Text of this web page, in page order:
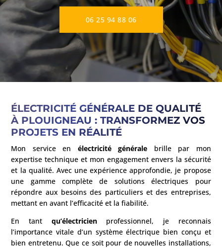
06 25 94 88 06
ÉLECTRICITÉ GÉNÉRALE DE QUALITÉ
À PLOUIGNEAU : TRANSFORMEZ VOS
PROJETS EN RÉALITÉ
Mon service en électricité générale brille par mon
expertise technique et mon engagement envers la sécurité
et la qualité. Avec une expérience approfondie, je propose
une gamme complète de solutions électriques pour
répondre aux besoins des particuliers et des entreprises,
mettant en avant l’efficacité et la fiabilité.
En tant qu’électricienprofessionnel, je reconnais
l’importance vitale d’un système électrique bien conçu et
bien entretenu. Que ce soit pour de nouvelles installations,